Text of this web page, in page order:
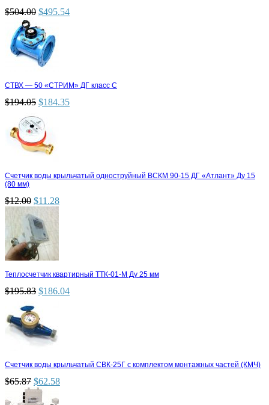
$504.00 $495.54
СТВХ — 50 «СТРИМ» ДГ класс С
$194.05 $184.35
Счетчик воды крыльчатый одноструйный ВСКМ 90-15 ДГ «Атлант» Ду 15
(80 мм)
$12.00 $11.28
Теплосчетчик квартирный ТТК-01-М Ду 25 мм
$195.83 $186.04
Счетчик воды крыльчатый СВК-25Г с комплектом монтажных частей (КМЧ)
$65.87 $62.58